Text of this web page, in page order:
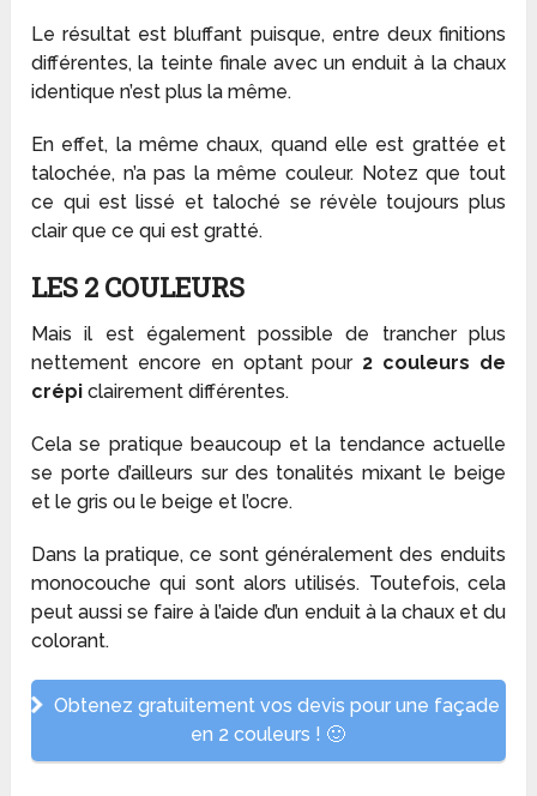
Le résultat est bluffant puisque, entre deux finitions
différentes, la teinte finale avec un enduit à la chaux
identique n’est plus la même.
En effet, la même chaux, quand elle est grattée et
talochée, n’a pas la même couleur. Notez que tout
ce qui est lissé et taloché se révèle toujours plus
clair que ce qui est gratté.
LES 2 COULEURS
Mais il est également possible de trancher plus
nettement encore en optant pour 2 couleurs de
crépi clairement différentes.
Cela se pratique beaucoup et la tendance actuelle
se porte d’ailleurs sur des tonalités mixant le beige
et le gris ou le beige et l’ocre.
Dans la pratique, ce sont généralement des enduits
monocouche qui sont alors utilisés. Toutefois, cela
peut aussi se faire à l’aide d’un enduit à la chaux et du
colorant.
Obtenez gratuitement vos devis pour une façade
en 2 couleurs ! 🙂